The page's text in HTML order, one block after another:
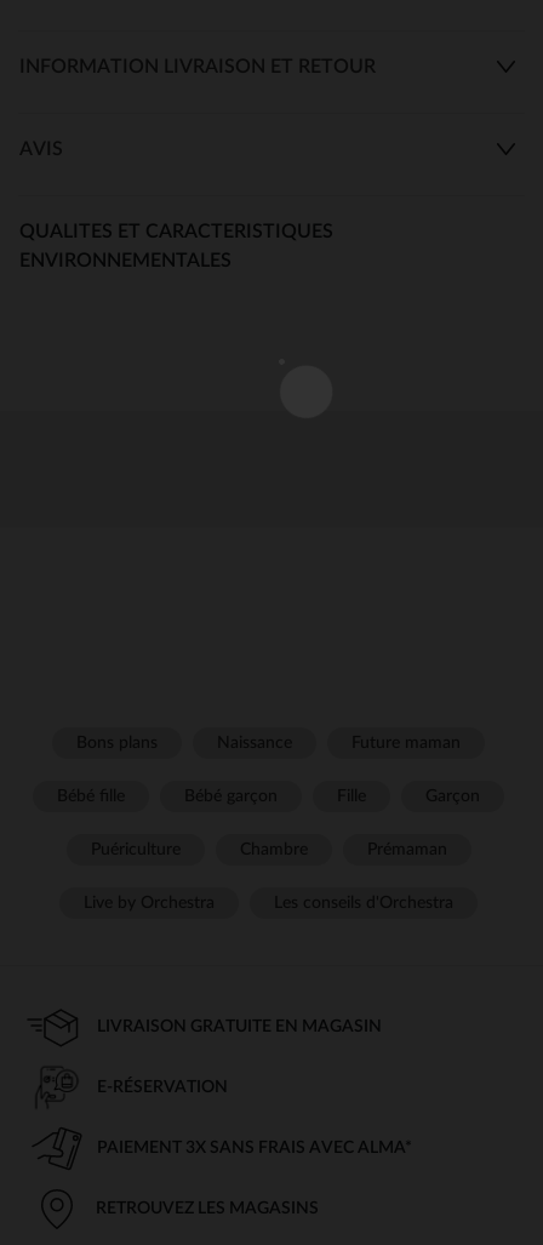
INFORMATION LIVRAISON ET RETOUR
AVIS
QUALITES ET CARACTERISTIQUES
ENVIRONNEMENTALES
LIVRAISON GRATUITE EN MAGASIN
E-RÉSERVATION
PAIEMENT 3X SANS FRAIS AVEC ALMA*
RETROUVEZ LES MAGASINS